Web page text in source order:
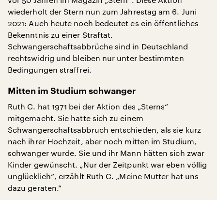
wiederholt der Stern nun zum Jahrestag am 6. Juni
2021: Auch heute noch bedeutet es ein öffentliches
Bekenntnis zu einer Straftat.
Schwangerschaftsabbrüche sind in Deutschland
rechtswidrig und bleiben nur unter bestimmten
Bedingungen straffrei.
Mitten im Studium schwanger
Ruth C. hat 1971 bei der Aktion des „Sterns“
mitgemacht. Sie hatte sich zu einem
Schwangerschaftsabbruch entschieden, als sie kurz
nach ihrer Hochzeit, aber noch mitten im Studium,
schwanger wurde. Sie und ihr Mann hätten sich zwar
Kinder gewünscht. „Nur der Zeitpunkt war eben völlig
unglücklich“, erzählt Ruth C. „Meine Mutter hat uns
dazu geraten.“